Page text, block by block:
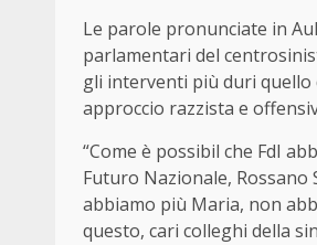
Le parole pronunciate in
parlamentari del
gli interventi più duri quello
approccio razzista e
“Come è possibil che FdI
Futuro Nazionale,
abbiamo più Maria, non
questo, cari colleghi della